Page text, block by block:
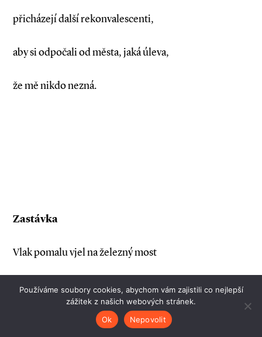
přicházejí další rekonvalescenti,
aby si odpočali od města, jaká úleva,
že mě nikdo nezná.
Zastávka
Vlak pomalu vjel na železný most
v zimním ránu. Zastavil
mezi ocelovými mostnicemi.
Používáme soubory cookies, abychom vám zajistili co nejlepší
zážitek z našich webových stránek.
Ok
Nepovolit